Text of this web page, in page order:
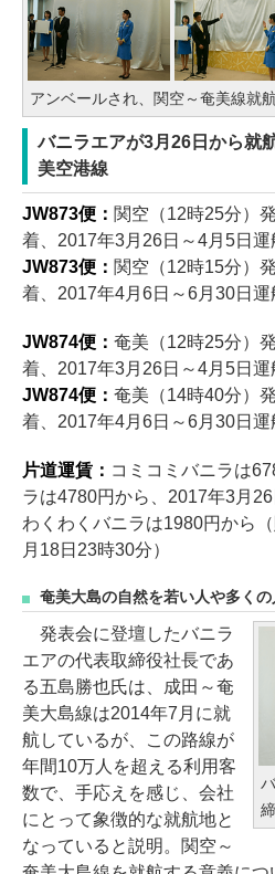
アンベールされ、関空～奄美線就
バニラエアが3月26日から就
美空港線
JW873便： 関空（12時25分）
着、2017年3月26日～4月5日運
JW873便： 関空（12時15分）
着、2017年4月6日～6月30日運
JW874便： 奄美（12時25分）
着、2017年3月26日～4月5日運
JW874便： 奄美（14時40分）
着、2017年4月6日～6月30日運
片道運賃： コミコミバニラは
ラは4780円から、2017年3月
わくわくバニラは1980円から
月18日23時30分）
奄美大島の自然を若い人や多く
発表会に登壇したバニラ
エアの代表取締役社長であ
る五島勝也氏は、成田～奄
美大島線は2014年7月に就
航しているが、この路線が
年間10万人を超える利用客
数で、手応えを感じ、会社
にとって象徴的な就航地と
なっていると説明。関空～